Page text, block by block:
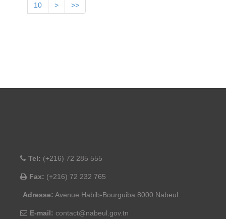
10 > >>
Tel: (+216) 72 285 555
Fax: (+216) 72 232 765
Adresse: Avenue Habib-Bourguiba 8000 Nabeul
E-mail: contact@nabeul.gov.tn